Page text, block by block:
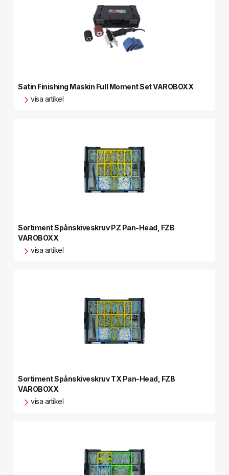
Satin Finishing Maskin Full Moment Set VAROBOXX
visa artikel
Sortiment Spånskiveskruv PZ Pan-Head, FZB
VAROBOXX
visa artikel
Sortiment Spånskiveskruv TX Pan-Head, FZB
VAROBOXX
visa artikel